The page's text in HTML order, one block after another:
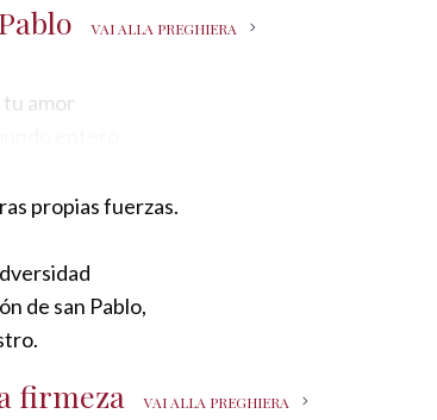
VAI ALLA PREGHIERA
amor
tu intercesión
y ante María,
el amor.
propias fuerzas.
de san Pablo,
firmeza VAI ALLA PREGHIERA